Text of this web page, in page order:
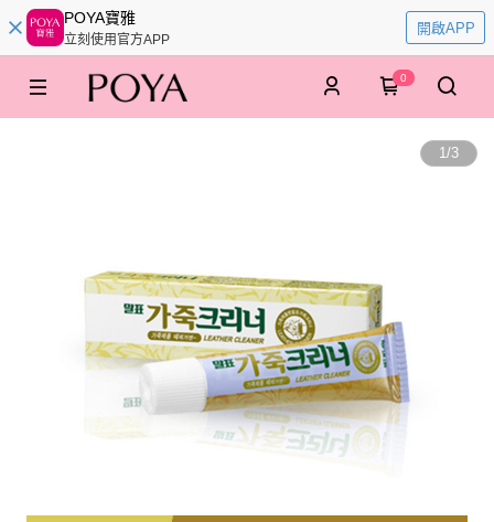
POYA寶雅
立刻使用官方APP
開啟APP
0
1/3